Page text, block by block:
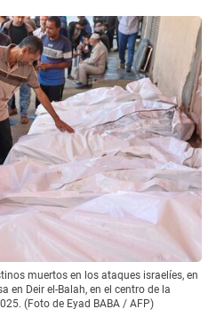
muertos en los ataques israelíes, en
en Deir el-Balah, en el centro de la
(Foto de Eyad BABA / AFP)